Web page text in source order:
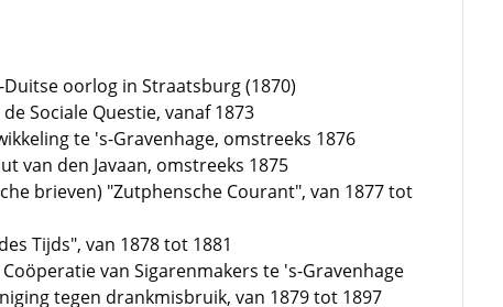
oorlog in Straatsburg (1870)
Sociale Questie, vanaf 1873
te 's-Gravenhage, omstreeks 1876
van den Javaan, omstreeks 1875
brieven) "Zutphensche Courant", van 1877 tot
Tijds", van 1878 tot 1881
van Sigarenmakers te 's-Gravenhage
tegen drankmisbruik, van 1879 tot 1897